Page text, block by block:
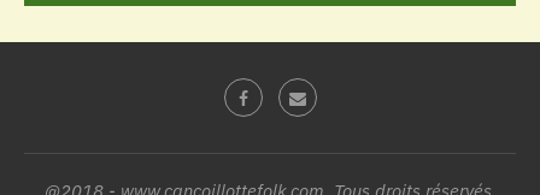
@2018 - www.cancoillottefolk.com. Tous droits réservés.